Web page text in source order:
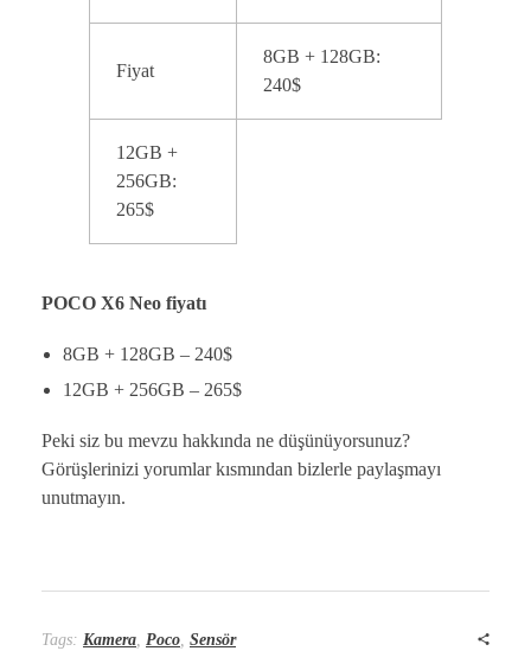
Fiyat
8GB + 128GB:
240$
12GB +
256GB:
265$
POCO X6 Neo fiyatı
8GB + 128GB – 240$
12GB + 256GB – 265$
Peki siz bu mevzu hakkında ne düşünüyorsunuz?
Görüşlerinizi yorumlar kısmından bizlerle paylaşmayı
unutmayın.
Tags: Kamera, Poco, Sensör